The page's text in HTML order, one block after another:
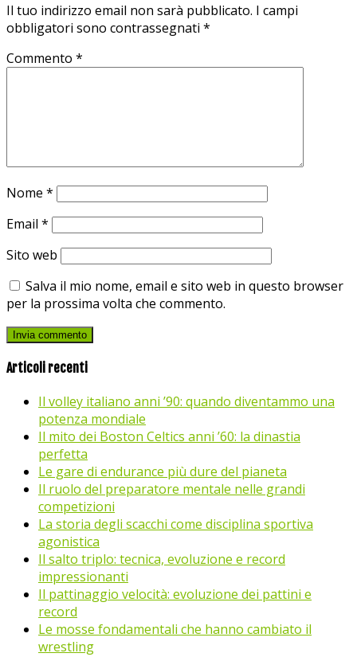
Il tuo indirizzo email non sarà pubblicato. I campi
obbligatori sono contrassegnati *
Commento *
Nome *
Email *
Sito web
Salva il mio nome, email e sito web in questo browser
per la prossima volta che commento.
Articoli recenti
Il volley italiano anni ’90: quando diventammo una
potenza mondiale
Il mito dei Boston Celtics anni ’60: la dinastia
perfetta
Le gare di endurance più dure del pianeta
Il ruolo del preparatore mentale nelle grandi
competizioni
La storia degli scacchi come disciplina sportiva
agonistica
Il salto triplo: tecnica, evoluzione e record
impressionanti
Il pattinaggio velocità: evoluzione dei pattini e
record
Le mosse fondamentali che hanno cambiato il
wrestling